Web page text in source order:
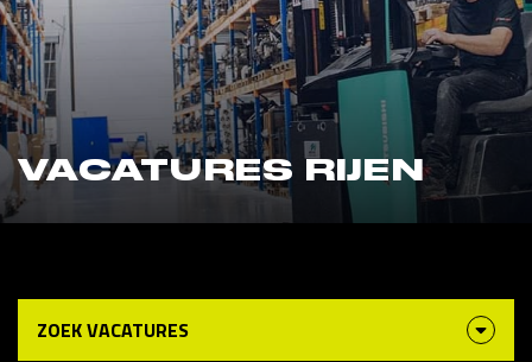
VACATURES RIJEN
ZOEK VACATURES